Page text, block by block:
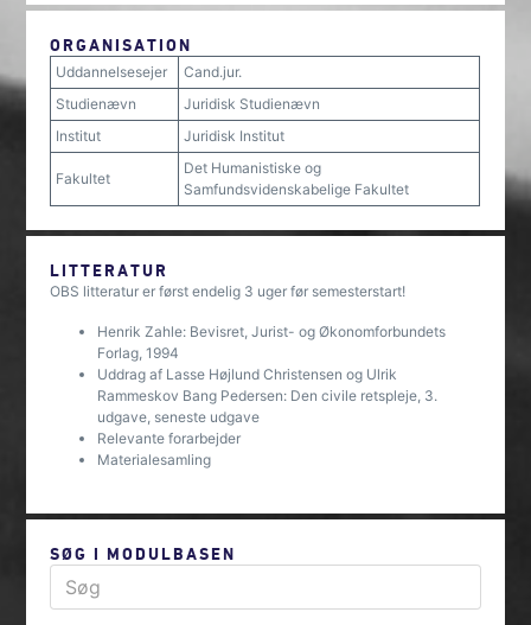
ORGANISATION
Uddannelsesejer
Cand.jur.
Studienævn
Juridisk Studienævn
Institut
Juridisk Institut
Fakultet
Det Humanistiske og
Samfundsvidenskabelige Fakultet
LITTERATUR
OBS litteratur er først endelig 3 uger før semesterstart!
Henrik Zahle: Bevisret, Jurist- og Økonomforbundets
Forlag, 1994
Uddrag af Lasse Højlund Christensen og Ulrik
Rammeskov Bang Pedersen: Den civile retspleje, 3.
udgave, seneste udgave
Relevante forarbejder
Materialesamling
SØG I MODULBASEN